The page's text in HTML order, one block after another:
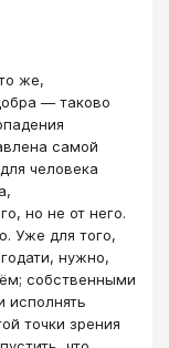
же,
— таково
самой
человека
но не от него.
Уже для того,
нужно,
собственными
исполнять
точки зрения